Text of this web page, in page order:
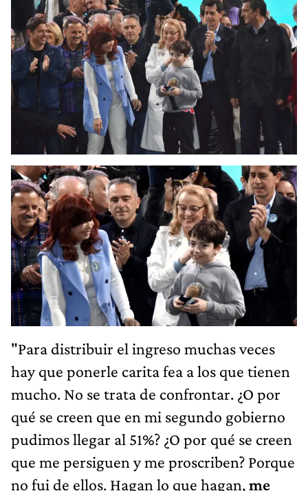
"Para distribuir el ingreso muchas veces
hay que ponerle carita fea a los que tienen
mucho. No se trata de confrontar. ¿O por
qué se creen que en mi segundo gobierno
pudimos llegar al 51%? ¿O por qué se creen
que me persiguen y me proscriben? Porque
no fui de ellos. Hagan lo que hagan,me